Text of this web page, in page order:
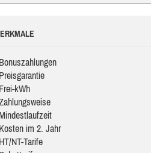
Bonuszahlungen
Preisgarantie
Frei-kWh
Mindestlaufzeit
Kosten im 2. Jahr
HT/NT-Tarife